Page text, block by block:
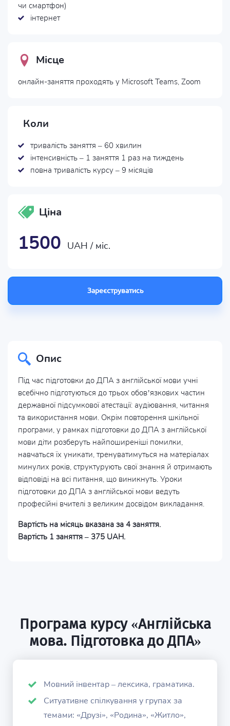
чи смартфон)
інтернет
Місце
онлайн-заняття проходять у Microsoft Teams, Zoom
Коли
тривалість заняття – 60 хвилин
інтенсивність – 1 заняття 1 раз на тиждень
повна тривалість курсу – 9 місяців
Ціна
1500 UAH / міс.
Зареєструватись
Опис
Під час підготовки до ДПА з англійської мови учні
всебічно підготуються до трьох обов’язкових частин
державної підсумкової атестації: аудіювання, читання
та використання мови. Окрім повторення шкільної
програми, у рамках підготовки до ДПА з англійської
мови діти розберуть найпоширеніші помилки,
навчаться їх уникати, тренуватимуться на матеріалах
минулих років, структурують свої знання й отримають
відповіді на всі питання, що виникнуть. Уроки
підготовки до ДПА з англійської мови ведуть
професійні вчителі з великим досвідом викладання.
Вартість на місяць вказана за 4 заняття.
Вартість 1 заняття – 375 UAH.
Програма курсу «Англійська
мова. Підготовка до ДПА»
Мовний інвентар – лексика, граматика.
Ситуативне спілкування у групах за
темами: «Друзі», «Родина», «Житло»,